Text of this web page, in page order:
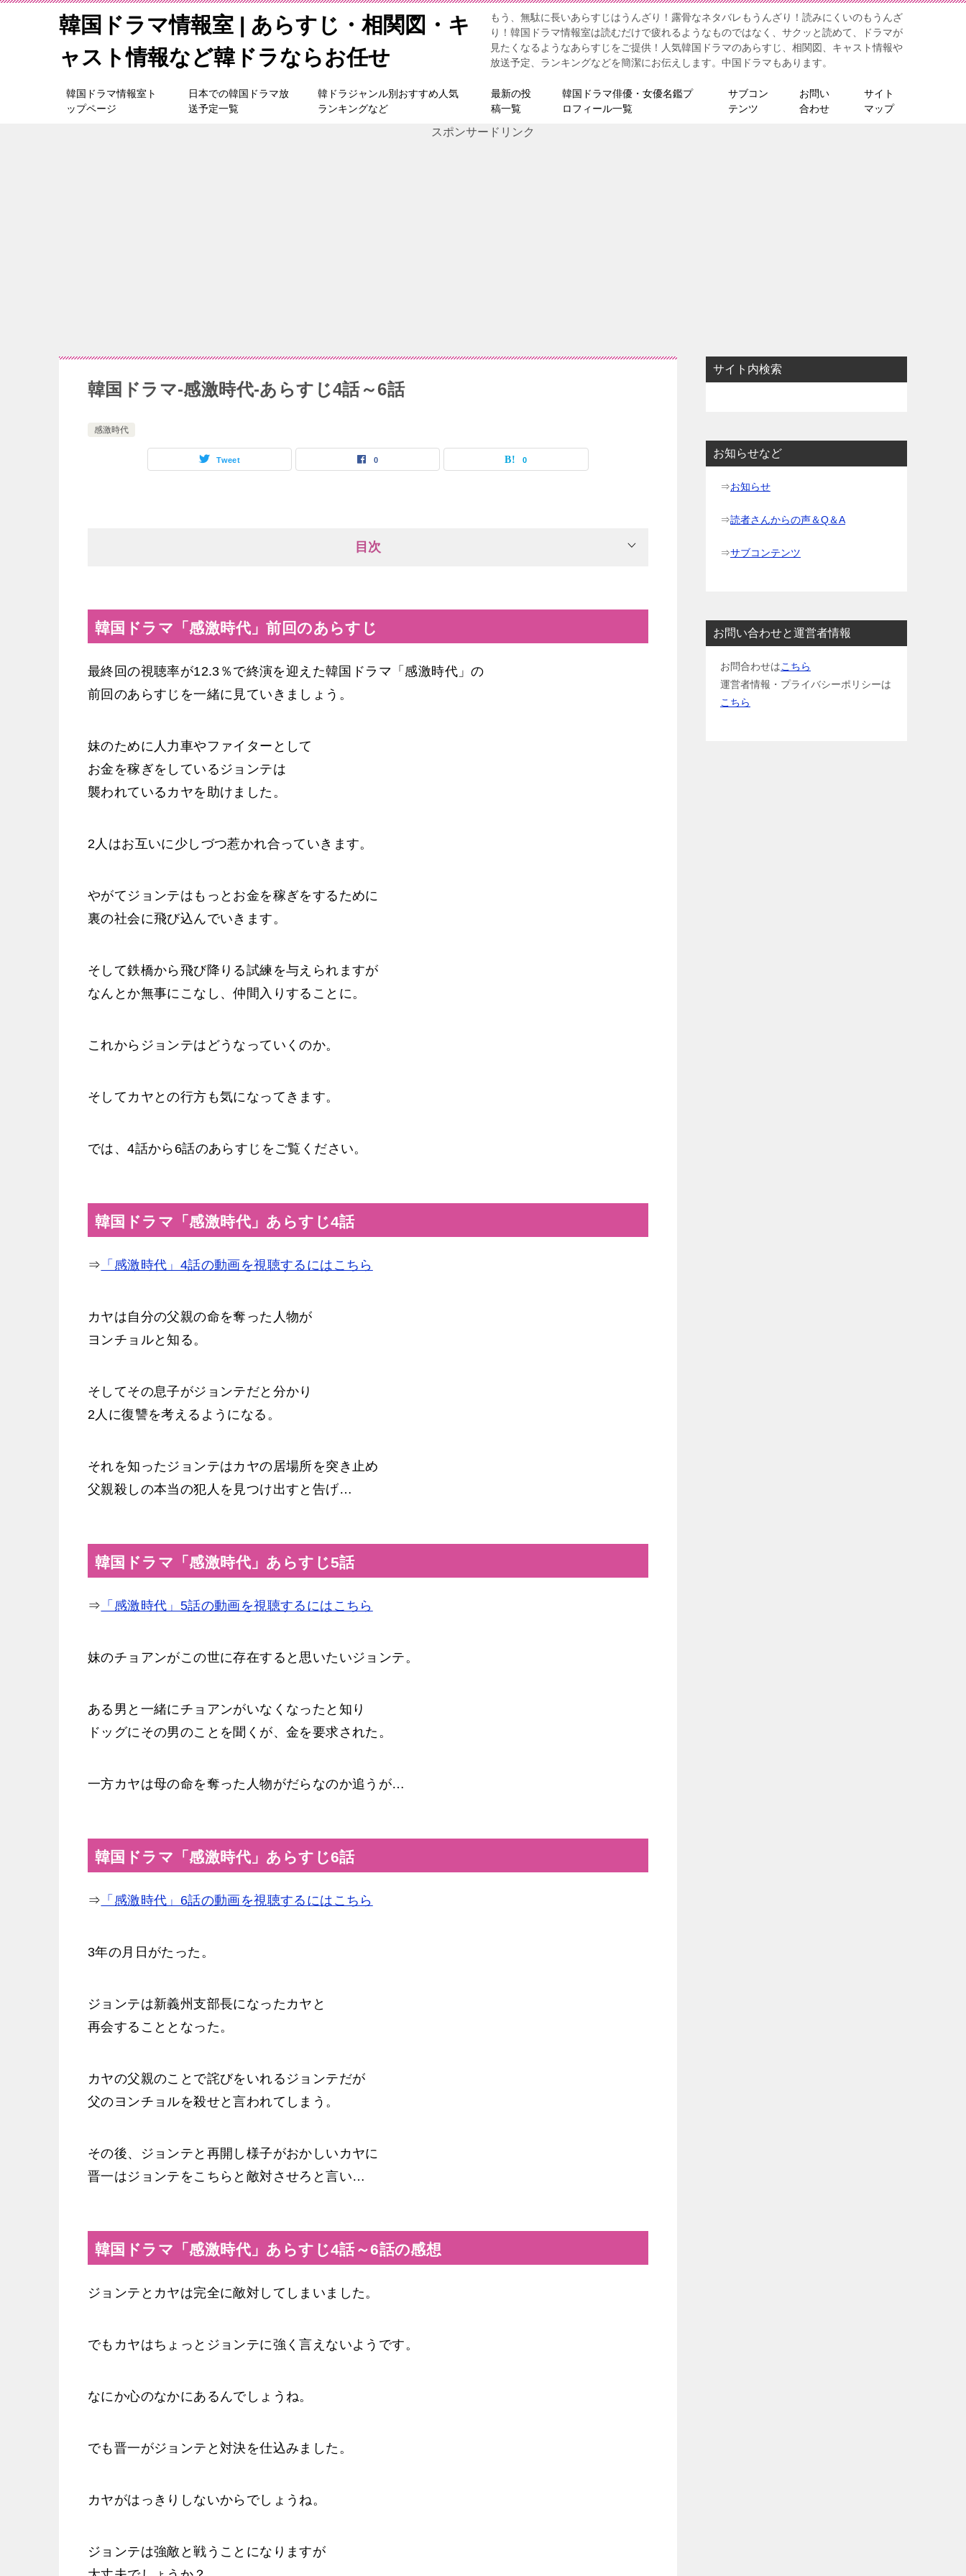
韓国ドラマ情報室 | あらすじ・相関図・キ
ャスト情報など韓ドラならお任せ
もう、無駄に長いあらすじはうんざり！露骨なネタバレもうんざり！読みにくいのもうんざ
り！韓国ドラマ情報室は読むだけで疲れるようなものではなく、サクッと読めて、ドラマが
見たくなるようなあらすじをご提供！人気韓国ドラマのあらすじ、相関図、キャスト情報や
放送予定、ランキングなどを簡潔にお伝えします。中国ドラマもあります。
韓国ドラマ情報室ト
ップページ
日本での韓国ドラマ放
送予定一覧
韓ドラジャンル別おすすめ人気
ランキングなど
最新の投
稿一覧
韓国ドラマ俳優・女優名鑑プ
ロフィール一覧
サブコン
テンツ
お問い
合わせ
サイト
マップ
スポンサードリンク
韓国ドラマ-感激時代-あらすじ4話～6話
感激時代
Tweet 0 0
目次
韓国ドラマ「感激時代」前回のあらすじ
最終回の視聴率が12.3％で終演を迎えた韓国ドラマ「感激時代」の
前回のあらすじを一緒に見ていきましょう。
妹のために人力車やファイターとして
お金を稼ぎをしているジョンテは
襲われているカヤを助けました。
2人はお互いに少しづつ惹かれ合っていきます。
やがてジョンテはもっとお金を稼ぎをするために
裏の社会に飛び込んでいきます。
そして鉄橋から飛び降りる試練を与えられますが
なんとか無事にこなし、仲間入りすることに。
これからジョンテはどうなっていくのか。
そしてカヤとの行方も気になってきます。
では、4話から6話のあらすじをご覧ください。
韓国ドラマ「感激時代」あらすじ4話
⇒ 「感激時代」4話の動画を視聴するにはこちら
カヤは自分の父親の命を奪った人物が
ヨンチョルと知る。
そしてその息子がジョンテだと分かり
2人に復讐を考えるようになる。
それを知ったジョンテはカヤの居場所を突き止め
父親殺しの本当の犯人を見つけ出すと告げ…
韓国ドラマ「感激時代」あらすじ5話
⇒ 「感激時代」5話の動画を視聴するにはこちら
妹のチョアンがこの世に存在すると思いたいジョンテ。
ある男と一緒にチョアンがいなくなったと知り
ドッグにその男のことを聞くが、金を要求された。
一方カヤは母の命を奪った人物がだらなのか追うが…
韓国ドラマ「感激時代」あらすじ6話
⇒ 「感激時代」6話の動画を視聴するにはこちら
3年の月日がたった。
ジョンテは新義州支部長になったカヤと
再会することとなった。
カヤの父親のことで詫びをいれるジョンテだが
父のヨンチョルを殺せと言われてしまう。
その後、ジョンテと再開し様子がおかしいカヤに
晋一はジョンテをこちらと敵対させろと言い…
韓国ドラマ「感激時代」あらすじ4話～6話の感想
ジョンテとカヤは完全に敵対してしまいました。
でもカヤはちょっとジョンテに強く言えないようです。
なにか心のなかにあるんでしょうね。
でも晋一がジョンテと対決を仕込みました。
カヤがはっきりしないからでしょうね。
ジョンテは強敵と戦うことになりますが
サイト内検索
お知らせなど
⇒お知らせ
⇒読者さんからの声＆Q＆A
⇒サブコンテンツ
お問い合わせと運営者情報
お問合わせはこちら
運営者情報・プライバシーポリシーは
こちら